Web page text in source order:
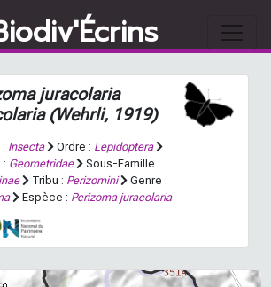
juracolaria
(Wehrli, 1919)
Insecta Ordre : Lepidoptera
: Geometridae
Sous-Famille :
Tribu : Perizomini
Genre :
Espèce : Perizoma juracolaria